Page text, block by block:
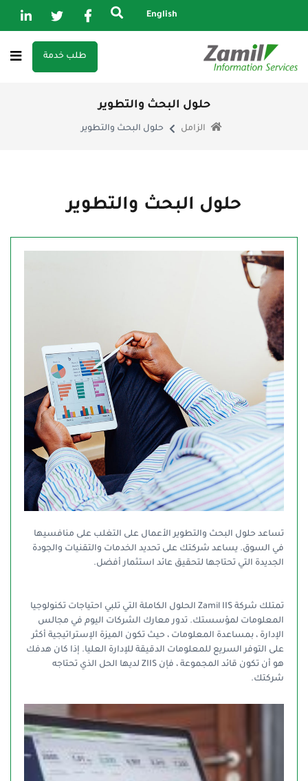
English
Search
طلب خدمة
حلول البحث والتطوير
الزامل حلول البحث والتطوير
حلول البحث والتطوير
تساعد حلول البحث والتطوير الأعمال على التغلب على منافسيها
في السوق. يساعد شركتك على تحديد الخدمات والتقنيات والجودة
الجديدة التي تحتاجها لتحقيق عائد استثمار أفضل.
تمتلك شركة Zamil IIS الحلول الكاملة التي تلبي احتياجات تكنولوجيا
المعلومات لمؤسستك. تدور معارك الشركات اليوم في مجالس
الإدارة ، بمساعدة المعلومات ، حيث تكون الميزة الإستراتيجية أكثر
على التوفر السريع للمعلومات الدقيقة للإدارة العليا. إذا كان هدفك
هو أن تكون قائد المجموعة ، فإن ZIIS لديها الحل الذي تحتاجه
شركتك.